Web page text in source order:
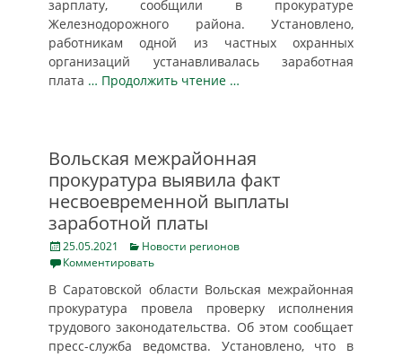
зарплату, сообщили в прокуратуре
Железнодорожного района. Установлено,
работникам одной из частных охранных
организаций устанавливалась заработная
плата … Продолжить чтение …
Вольская межрайонная
прокуратура выявила факт
несвоевременной выплаты
заработной платы
Posted
on
25.05.2021 Categories
Новости регионов
Комментировать
В Саратовской области Вольская межрайонная
прокуратура провела проверку исполнения
трудового законодательства. Об этом сообщает
пресс-служба ведомства. Установлено, что в